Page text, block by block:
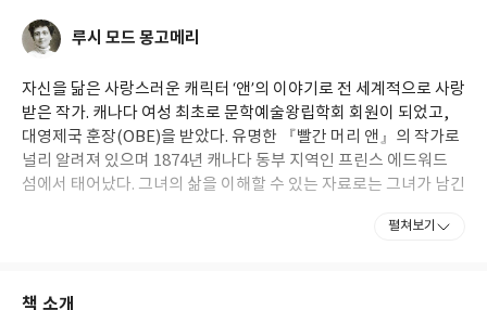
루시 모드 몽고메리
자신을 닮은 사랑스러운 캐릭터 ‘앤’의 이야기로 전 세계적으로 사랑
받은 작가. 캐나다 여성 최초로 문학예술왕립학회 회원이 되었고,
대영제국 훈장(OBE)을 받았다. 유명한 『빨간 머리 앤』의 작가로
널리 알려져 있으며 1874년 캐나다 동부 지역인 프린스 에드워드
섬에서 태어났다. 그녀의 삶을 이해할 수 있는 자료로는 그녀가 남긴
하는 외조부모의 손에 맡겨져 자랐는데, 아름다운 자연 속에서 뛰놀
펼쳐보기
책 소개